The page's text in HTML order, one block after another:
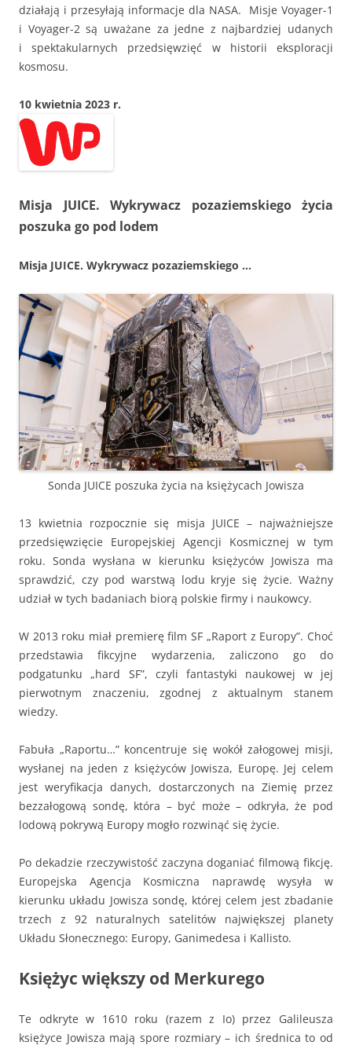
działają i przesyłają informacje dla NASA. Misje Voyager-1
i Voyager-2 są uważane za jedne z najbardziej udanych
i spektakularnych przedsięwzięć w historii eksploracji
kosmosu.
10 kwietnia 2023 r.
Misja JUICE. Wykrywacz pozaziemskiego życia
poszuka go pod lodem
Misja JUICE. Wykrywacz pozaziemskiego …
Sonda JUICE poszuka życia na księżycach Jowisza
13 kwietnia rozpocznie się misja JUICE – najważniejsze
przedsięwzięcie Europejskiej Agencji Kosmicznej w tym
roku. Sonda wysłana w kierunku księżyców Jowisza ma
sprawdzić, czy pod warstwą lodu kryje się życie. Ważny
udział w tych badaniach biorą polskie firmy i naukowcy.
W 2013 roku miał premierę film SF „Raport z Europy”. Choć
przedstawia fikcyjne wydarzenia, zaliczono go do
podgatunku „hard SF”, czyli fantastyki naukowej w jej
pierwotnym znaczeniu, zgodnej z aktualnym stanem
wiedzy.
Fabuła „Raportu…” koncentruje się wokół załogowej misji,
wysłanej na jeden z księżyców Jowisza, Europę. Jej celem
jest weryfikacja danych, dostarczonych na Ziemię przez
bezzałogową sondę, która – być może – odkryła, że pod
lodową pokrywą Europy mogło rozwinąć się życie.
Po dekadzie rzeczywistość zaczyna doganiać filmową fikcję.
Europejska Agencja Kosmiczna naprawdę wysyła w
kierunku układu Jowisza sondę, której celem jest zbadanie
trzech z 92 naturalnych satelitów największej planety
Układu Słonecznego: Europy, Ganimedesa i Kallisto.
Księżyc większy od Merkurego
Te odkryte w 1610 roku (razem z Io) przez Galileusza
księżyce Jowisza mają spore rozmiary – ich średnica to od